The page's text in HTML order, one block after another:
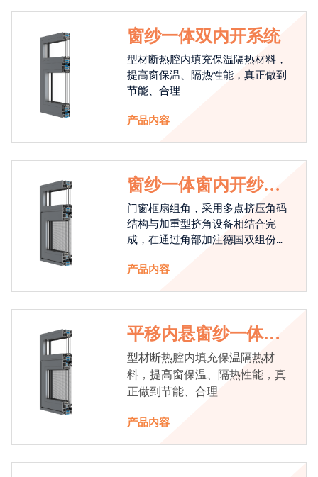
窗纱一体双内开系统
型材断热腔内填充保温隔热材料，
提高窗保温、隔热性能，真正做到
节能、合理
产品内容
窗纱一体窗内开纱外
开系统
门窗框扇组角，采用多点挤压角码
结构与加重型挤角设备相结合完
成，在通过角部加注德国双组份胶
强度，促使窗使用寿命提升5-10
产品内容
平移内悬窗纱一体系
统
型材断热腔内填充保温隔热材
料，提高窗保温、隔热性能，真
正做到节能、合理
产品内容